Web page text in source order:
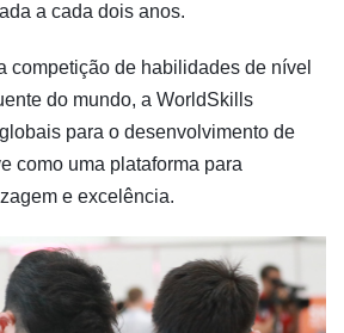
a cada dois anos.
competição de habilidades de nível
do mundo, a WorldSkills
para o desenvolvimento de
como uma plataforma para
e excelência.